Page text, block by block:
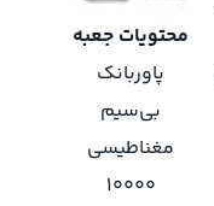
محتویات جعبه
پاوربانک
بی‌سیم
مغناطیسی
۱۰۰۰۰